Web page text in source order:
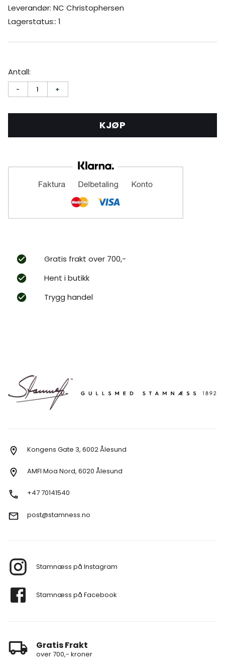
Leverandør: NC Christophersen
Lagerstatus:: 1
Antall:
- 1 +
KJØP
Gratis frakt over 700,-
Hent i butikk
Trygg handel
Kongens Gate 3, 6002 Ålesund
AMFI Moa Nord, 6020 Ålesund
+47 70141540
post@stamness.no
Stamnæss på Instagram
Stamnæss på Facebook
Gratis Frakt
over 700,- kroner